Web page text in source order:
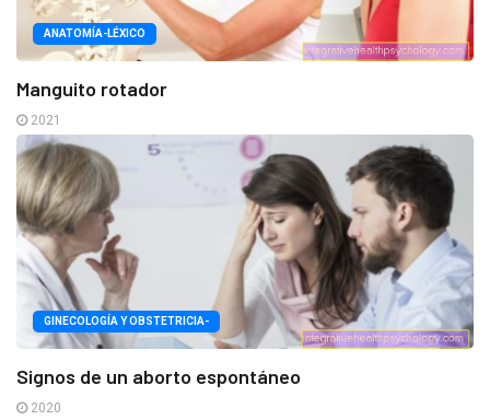
ANATOMÍA-LÉXICO
Manguito rotador
2021
GINECOLOGÍA Y OBSTETRICIA-
Signos de un aborto espontáneo
2020